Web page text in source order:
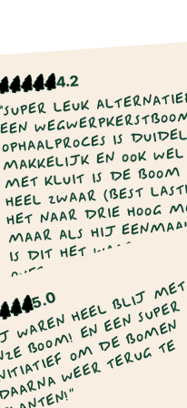
4.2
"SUPER LEUK
EEN
OPHAALPROCES IS
MAKKELIJK EN OOK
MET KLUIT IS DE BOOM
HEEL ZWAAR (BEST
HET NAAR DRIE HOOG
MAAR ALS HIJ
IS DIT HET WAARD! DE
OVERIGENS NIET VEEL
DAN EEN “NORMALE”
KERSTBOOM."Nina Vos
2022
5.0